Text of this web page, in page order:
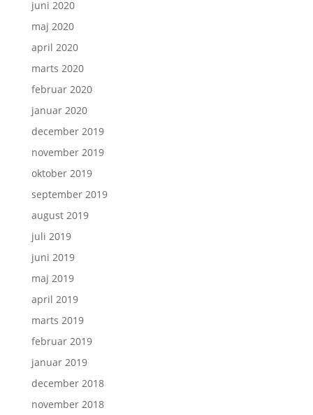
juni 2020
maj 2020
april 2020
marts 2020
februar 2020
januar 2020
december 2019
november 2019
oktober 2019
september 2019
august 2019
juli 2019
juni 2019
maj 2019
april 2019
marts 2019
februar 2019
januar 2019
december 2018
november 2018